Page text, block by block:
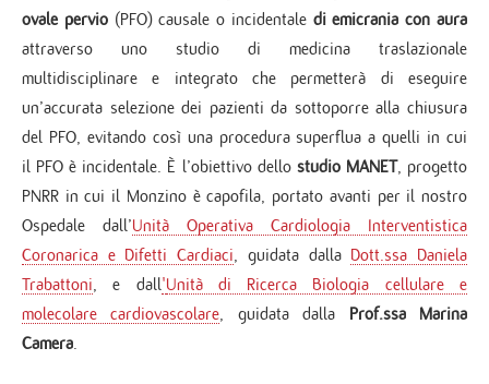
ovale pervio(PFO) causale o incidentale di emicrania con aura
attraverso uno studio di medicina traslazionale
multidisciplinare e integrato che permetterà di eseguire
un’accurata selezione dei pazienti da sottoporre alla chiusura
del PFO, evitando così una procedura superflua a quelli in cui
il PFO è incidentale. È l’obiettivo dello studio MANET, progetto
PNRR in cui il Monzino è capofila, portato avanti per il nostro
Ospedale dall’Unità Operativa Cardiologia Interventistica
Coronarica e Difetti Cardiaci , guidata dalla Dott.ssa Daniela
Trabattoni , e dall'​Unità di Ricerca Biologia cellulare e
molecolare cardiovascolare , guidata dalla Prof.ssa Marina
Camera